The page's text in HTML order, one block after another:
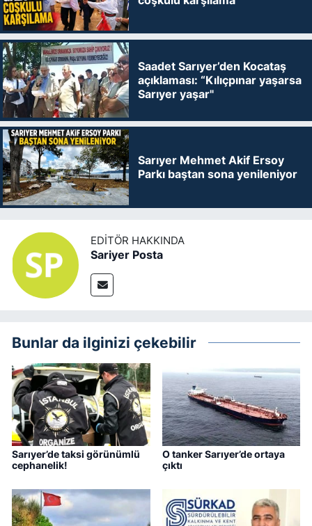
Saadet Sarıyer’den Kocataş
açıklaması: “Kılıçpınar yaşarsa
Sarıyer yaşar"
Sarıyer Mehmet Akif Ersoy
Parkı baştan sona yenileniyor
EDITÖR HAKKINDA
Sariyer Posta
Bunlar da ilginizi çekebilir
Sarıyer’de taksi görünümlü
cephanelik!
O tanker Sarıyer’de ortaya
çıktı